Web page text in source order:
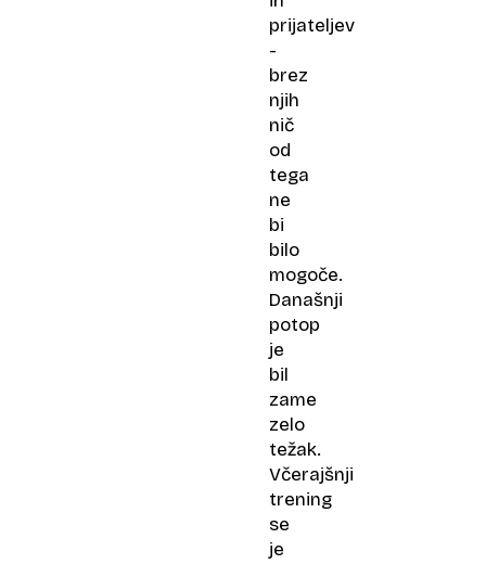
prijateljev
-
brez
njih
nič
od
tega
ne
bi
bilo
mogoče.
Današnji
potop
je
bil
zame
zelo
težak.
Včerajšnji
trening
se
je